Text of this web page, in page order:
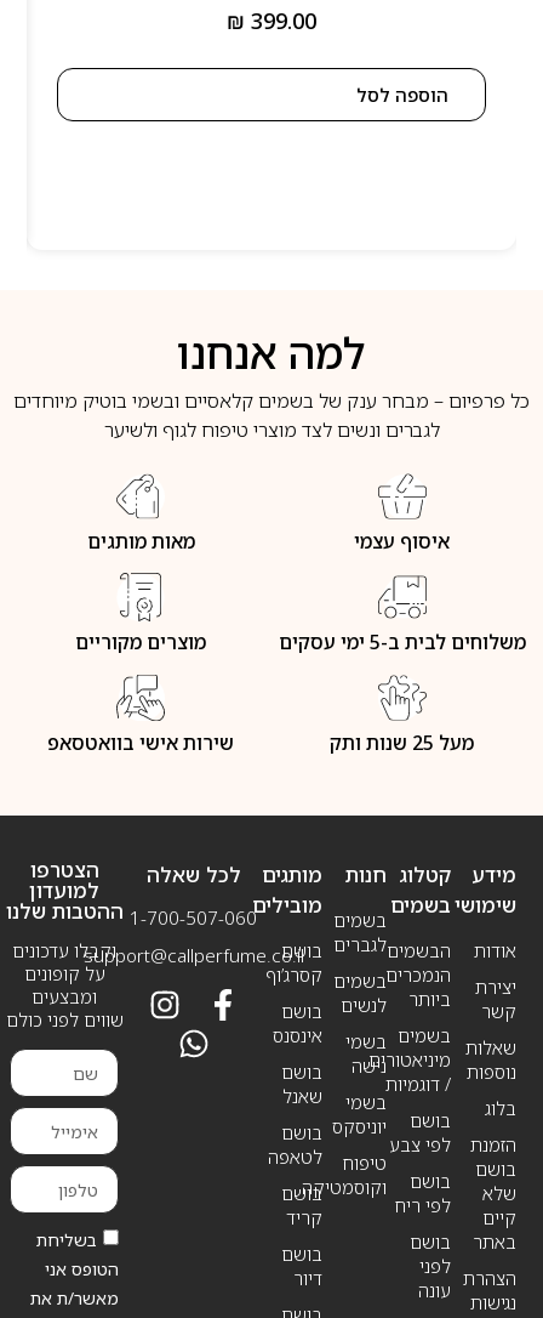
₪ 399.00
הוספה לסל
למה אנחנו
כל פרפיום – מבחר ענק של בשמים קלאסיים ובשמי בוטיק מיוחדים
לגברים ונשים לצד מוצרי טיפוח לגוף ולשיער
איסוף עצמי מאות מותגים
משלוחים לבית ב-5 ימי עסקים מוצרים מקוריים
מעל 25 שנות ותק שירות אישי בוואטסאפ
מידע
שימושי
אודות
יצירת
קשר
שאלות
נוספות
בלוג
הזמנת
בושם
שלא
קיים
באתר
הצהרת
נגישות
חנות
בשמים
לגברים
בשמים
לנשים
בשמי
נישה
בשמי
יוניסקס
טיפוח
וקוסמטיקה
קטלוג
בשמים
הבשמים
הנמכרים
ביותר
בשמים
מיניאטורים
/ דוגמיות
בושם
לפי צבע
בושם
לפי ריח
בושם
לפני
עונה
מותגים
מובילים
בושם
קסרג’וף
בושם
אינסנס
בושם
שאנל
בושם
לטאפה
בושם
קריד
בושם
דיור
לכל שאלה
1-700-507-060
support@callperfume.co.il
הצטרפו
למועדון
ההטבות שלנו
וקבלו עדכונים
על קופונים
ומבצעים
שווים לפני כולם
בשליחת
הטופס אני
מאשר/ת את